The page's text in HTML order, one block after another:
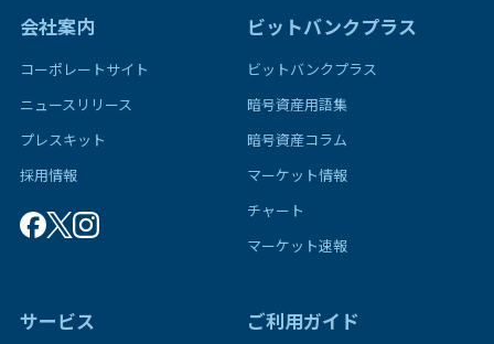
会社案内
コーポレートサイト
ニュースリリース
プレスキット
採用情報
ビットバンクプラス
ビットバンクプラス
暗号資産用語集
暗号資産コラム
マーケット情報
チャート
マーケット速報
サービス ご利用ガイド